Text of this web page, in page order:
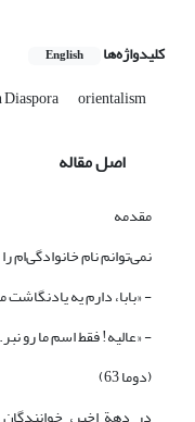
کلیدواژه‌ها English
orientalism
اصل مقاله
مقدمه
نمی‌توانم نام خانوادگی‌ام
- «بابا، دارم یه
- «عالیه! فقط اسم ما رو
(دوما 63)